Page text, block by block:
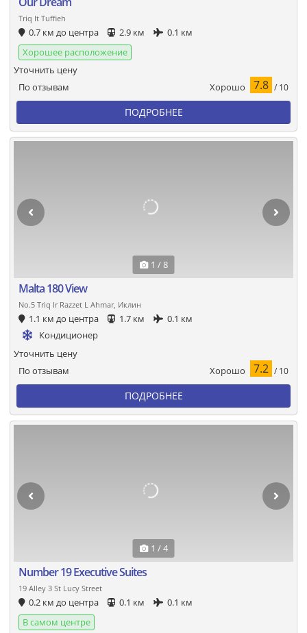
Triq It Tuffieh
0.7 км до центра 2.9 км
0.1 км
Хорошее расположение
По отзывам Хорошо 7.8 / 10
Уточнить цену
ПОДРОБНЕЕ
1 / 8
Malta 180 View
No.5 Triq Ir Razzet L Ahmar, Иклин
1.1 км до центра 1.7 км
0.1 км
Кондиционер
По отзывам Хорошо 7.2 / 10
Уточнить цену
ПОДРОБНЕЕ
1 / 4
Number 19 Executive Suites
19 Alley 3 St Lucy Street
0.2 км до центра 0.1 км
0.1 км
В самом центре